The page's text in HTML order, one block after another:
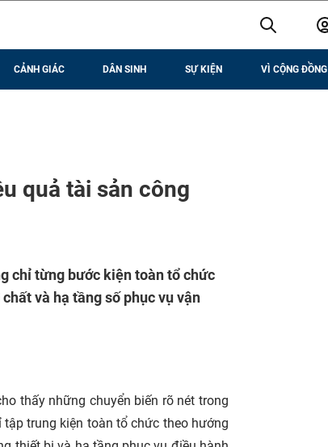
CẢNH GIÁC DÂN SINH SỰ KIỆN VÌ CỘNG ĐỒNG
quả tài sản công
chỉ từng bước kiện toàn tổ chức
và hạ tầng số phục vụ vận
thấy những chuyển biến rõ nét trong
trung kiện toàn tổ chức theo hướng